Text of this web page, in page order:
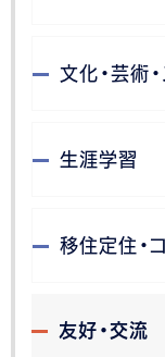
文化・芸術
生涯学習
移住定住・
友好・交流